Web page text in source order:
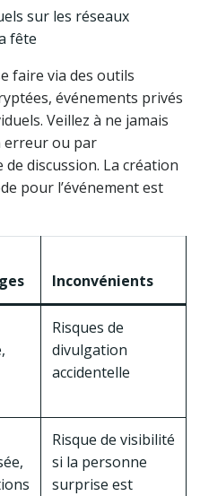
sur les réseaux
fête
faire via des outils
événements privés
Veillez à ne jamais
erreur ou par
discussion. La création
pour l’événement est
Inconvénients
Risques de
divulgation
accidentelle
Risque de visibilité
si la personne
surprise est